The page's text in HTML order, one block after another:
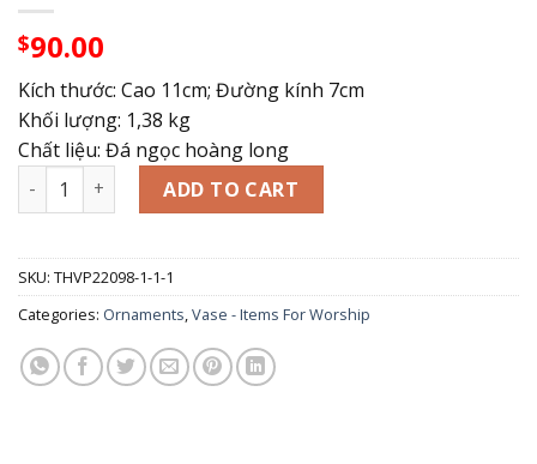
$90.00
Kích thước: Cao 11cm; Đường kính 7cm
Khối lượng: 1,38 kg
Chất liệu: Đá ngọc hoàng long
Cặp hũ đựng muối, gạo thờ cúng đặt bàn thờ đá ngọc
ADD TO CART
SKU: THVP22098-1-1-1
Categories: Ornaments,Vase - Items For Worship